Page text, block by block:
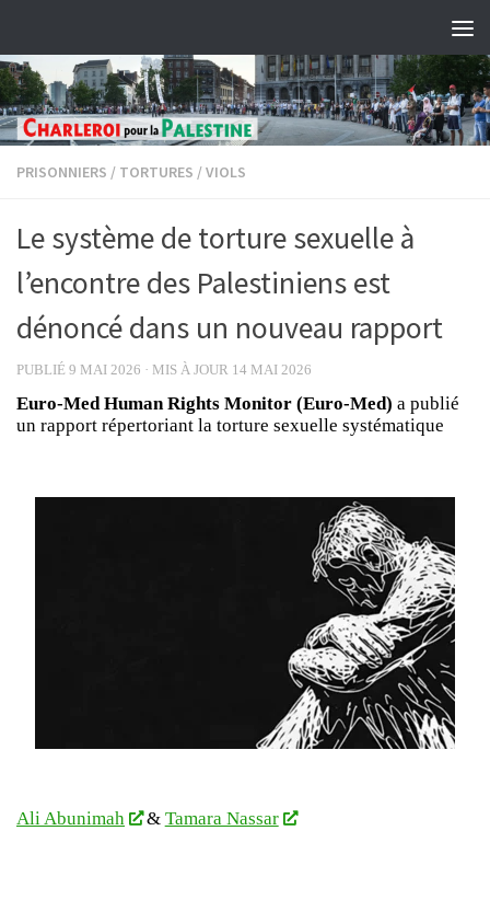
PRISONNIERS / TORTURES /VIOLS
Le système de torture sexuelle à
l’encontre des Palestiniens est
dénoncé dans un nouveau rapport
PUBLIÉ 9 MAI 2026 · MIS À JOUR 14 MAI 2026
Euro-Med Human Rights Monitor (Euro-Med) a publié
un rapport répertoriant la torture sexuelle systématique
Ali Abunimah & Tamara Nassar